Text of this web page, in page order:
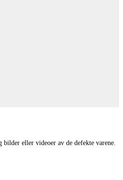
bilder eller videoer av de defekte varene.